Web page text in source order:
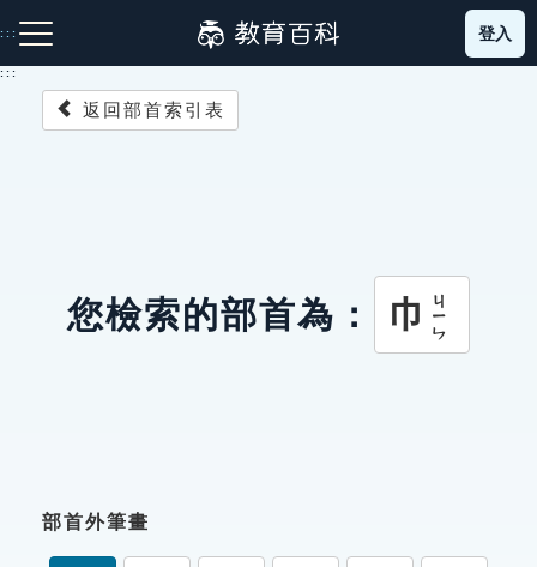
到
主
:::
索引選單
登入
:::
返回部首索引表
您檢索的部首為： 巾 ㄐㄧㄣ
部首外筆畫